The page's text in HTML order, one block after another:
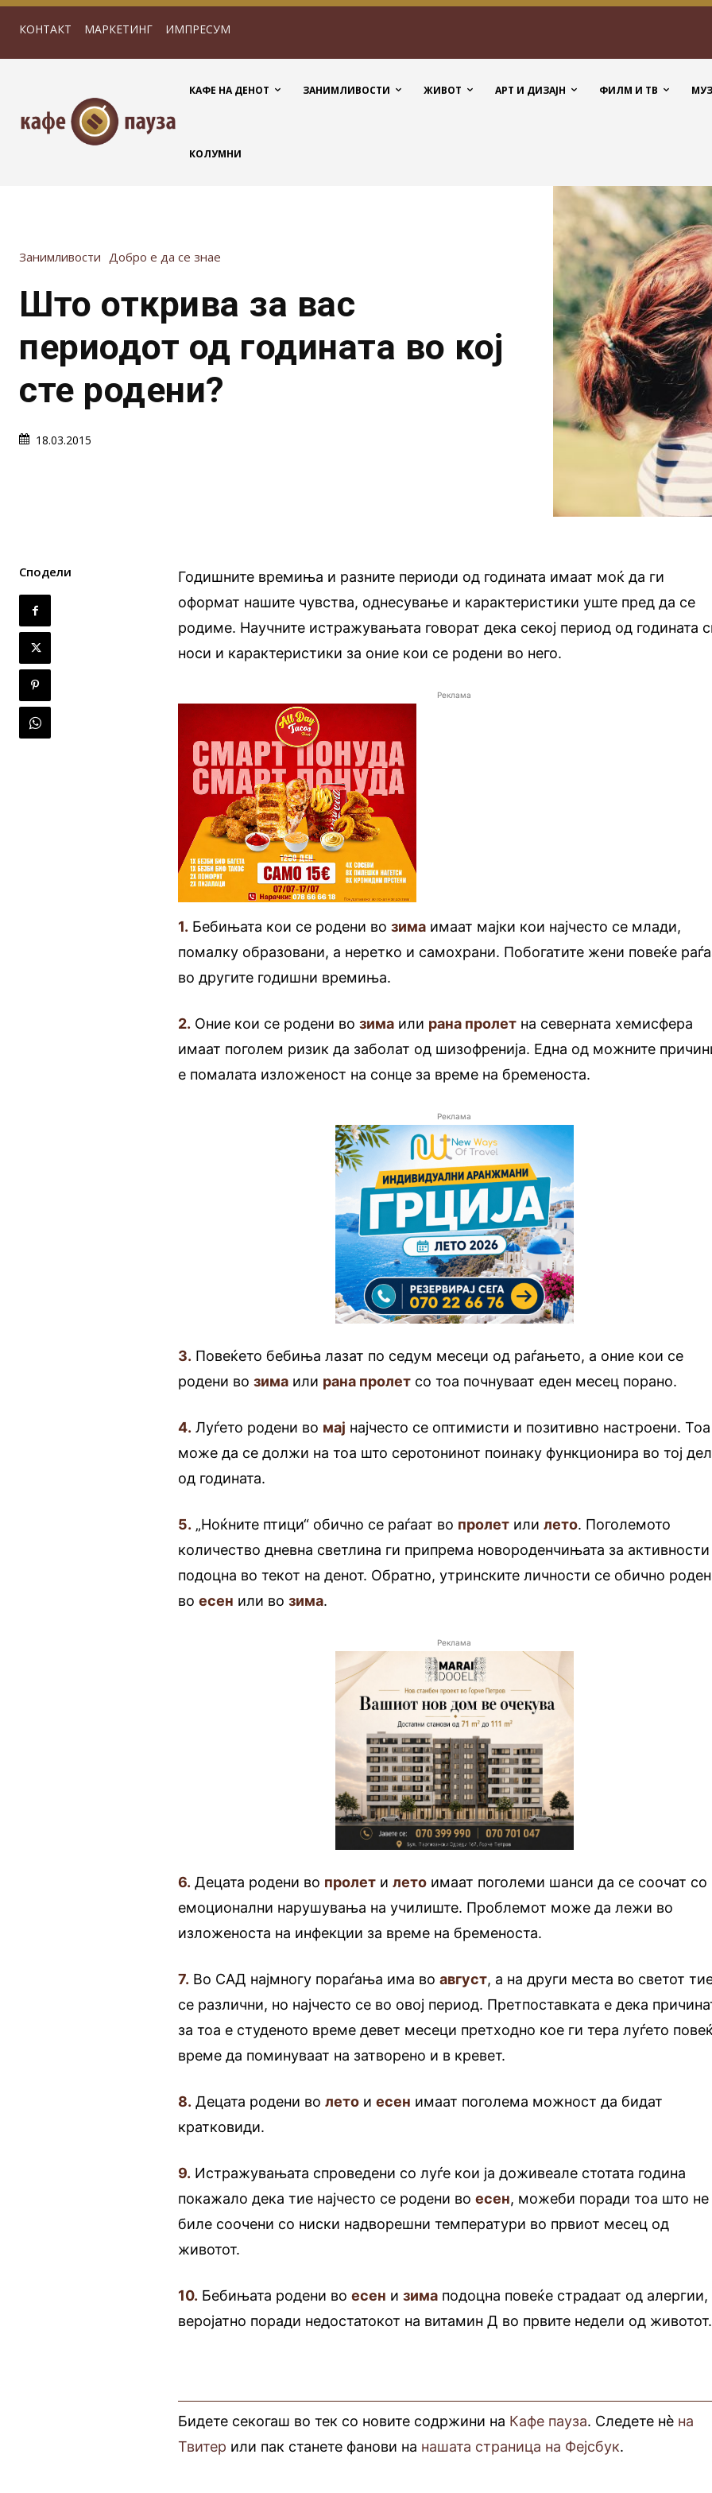
КОНТАКТ МАРКЕТИНГ ИМПРЕСУМ
КАФЕ НА ДЕНОТ ЗАНИМЛИВОСТИ ЖИВОТ АРТ И ДИЗАЈН ФИЛМ И ТВ
КОЛУМНИ
Занимливости Добро е да се знае
Што открива за вас
периодот од годината во кој
сте родени?
18.03.2015
Сподели
Годишните времиња и разните периоди од годината имаат моќ да ги
оформат нашите чувства, однесување и карактеристики уште пред да се
родиме. Научните истражувањата говорат дека секој период од годината
носи и карактеристики за оние кои се родени во него.
Реклама
1. Бебињата кои се родени возима имаат мајки кои најчесто се млади,
помалку образовани, а неретко и самохрани. Побогатите жени повеќе
во другите годишни времиња.
2. Оние кои се родени возима или рана пролет на северната хемисфера
имаат поголем ризик да заболат од шизофренија. Една од можните
е помалата изложеност на сонце за време на бременоста.
Реклама
3. Повеќето бебиња лазат по седум месеци од раѓањето, а оние кои се
родени возима или рана пролет со тоа почнуваат еден месец порано.
4. Луѓето родени во мај најчесто се оптимисти и позитивно настроени. Тоа
може да се должи на тоа што серотонинот поинаку функционира во тој дел
од годината.
5. „Ноќните птици“ обично се раѓаат во пролет илилето. Поголемото
количество дневна светлина ги припрема новороденчињата за активности
подоцна во текот на денот. Обратно, утринските личности се обично
воесен или возима.
Реклама
6. Децата родени во пролет илето имаат поголеми шанси да се соочат со
емоционални нарушувања на училиште. Проблемот може да лежи во
изложеноста на инфекции за време на бременоста.
7. Во САД најмногу пораѓања има воавгуст, а на други места во светот
се различни, но најчесто се во овој период. Претпоставката е дека
за тоа е студеното време девет месеци претходно кое ги тера луѓето
време да поминуваат на затворено и в кревет.
8. Децата родени волето иесен имаат поголема можност да бидат
кратковиди.
9. Истражувањата спроведени со луѓе кои ја доживеале стотата година
покажало дека тие најчесто се родени воесен, можеби поради тоа што не
биле соочени со ниски надворешни температури во првиот месец од
животот.
10. Бебињата родени воесен изима подоцна повеќе страдаат од алергии,
веројатно поради недостатокот на витамин Д во првите недели од животот.
Бидете секогаш во тек со новите содржини на Кафе пауза. Следете нè на
Твитер или пак станете фанови на нашата страница на Фејсбук.